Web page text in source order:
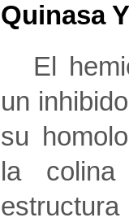
Quinasa
El
un
su
la